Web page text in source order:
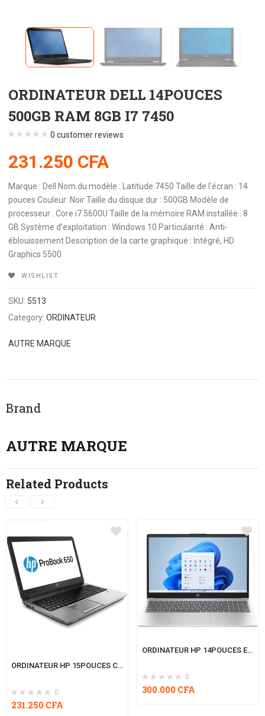
ORDINATEUR DELL 14POUCES
500GB RAM 8GB I7 7450
0 customer reviews
231.250 CFA
Marque : Dell Nom du modèle : Latitude 7450 Taille de l’écran : 14
pouces Couleur: Noir Taille du disque dur : 500GB Modèle de
processeur : Core i7 5600U Taille de la mémoire RAM installée : 8
GB Système d’exploitation : Windows 10 Particularité : Anti-
éblouissement Description de la carte graphique : Intégré, HD
Graphics 5500
WISHLIST
SKU: 5513
Category:ORDINATEUR
AUTRE MARQUE
Brand
AUTRE MARQUE
Related Products
ORDINATEUR HP 15POUCES CORE I5 RAM 8 MEMOIRE 256GO HP650
0
231.250 CFA
ORDINATEUR HP 14POUCES ELITEBOOK 840 G6 INTEL CORE I5 512GB RAM 8GB
0
300.000 CFA